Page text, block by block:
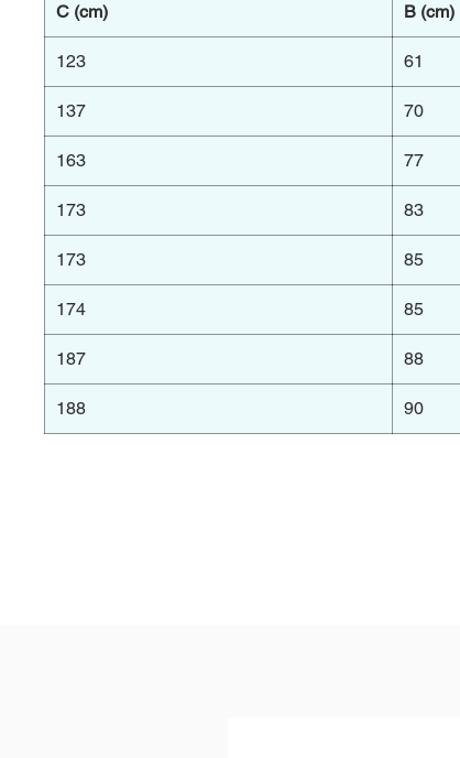
B (cm)
C (cm)
61
123
70
137
77
163
83
173
85
173
85
174
88
187
90
188